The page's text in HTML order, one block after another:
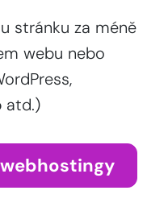
stránku za méně
webu nebo
atd.)